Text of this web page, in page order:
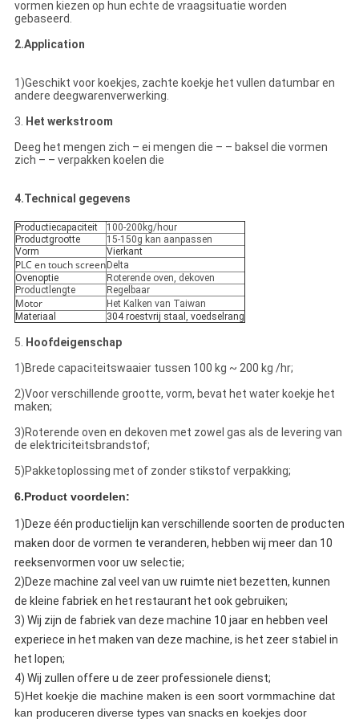
vormen kiezen op hun echte de vraagsituatie worden
gebaseerd.
2.Application
1)Geschikt voor koekjes, zachte koekje het vullen datumbar en
andere deegwarenverwerking.
3. Het werkstroom
Deeg het mengen zich – ei mengen die – – baksel die vormen
zich – – verpakken koelen die
4.Technical gegevens
Productiecapaciteit
100-200kg/hour
Productgrootte
15-150g kan aanpassen
Vorm
Vierkant
PLC en touch screen Delta
Ovenoptie
Roterende oven, dekoven
Productlengte
Regelbaar
Motor
Het Kalken van Taiwan
Materiaal
304 roestvrij staal, voedselrang
5. Hoofdeigenschap
1)Brede capaciteitswaaier tussen 100 kg ~ 200 kg /hr;
2)Voor verschillende grootte, vorm, bevat het water koekje het
maken;
3)Roterende oven en dekoven met zowel gas als de levering van
de elektriciteitsbrandstof;
5)Pakketoplossing met of zonder stikstof verpakking;
6.Product voordelen:
1)Deze één productielijn kan verschillende soorten de producten
maken door de vormen te veranderen, hebben wij meer dan 10
reeksenvormen voor uw selectie;
2)Deze machine zal veel van uw ruimte niet bezetten, kunnen
de kleine fabriek en het restaurant het ook gebruiken;
3) Wij zijn de fabriek van deze machine 10 jaar en hebben veel
experiece in het maken van deze machine, is het zeer stabiel in
het lopen;
4) Wij zullen offere u de zeer professionele dienst;
5)Het koekje die machine maken is een soort vormmachine dat
kan produceren diverse types van snacksen koekjes door